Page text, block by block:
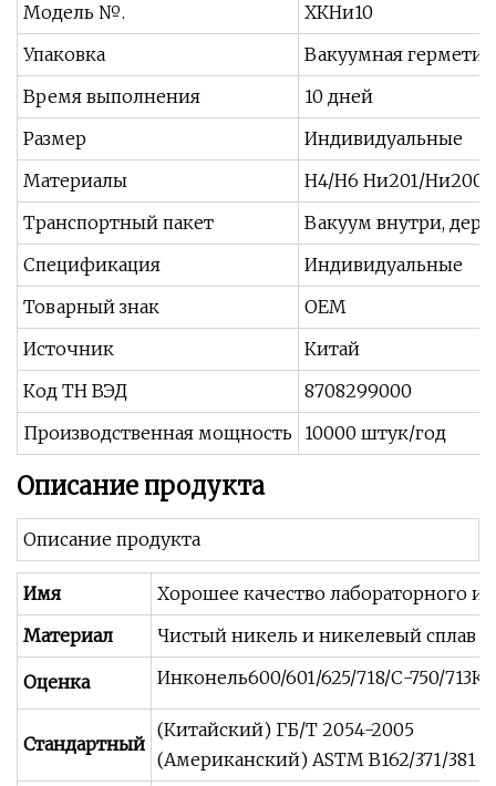
Модель №.
ХКНи10
Упаковка
Вакуумная
Время выполнения
10 дней
Размер
Индивидуальные
Материалы
Н4/Н6 Ни201/Ни200
Транспортный пакет
Вакуум внутри,
Спецификация
Индивидуальные
Товарный знак
OEM
Источник
Китай
Код ТН ВЭД
8708299000
Производственная мощность
10000 штук/год
Описание продукта
Описание продукта
Имя
Хорошее качество лабораторного
Материал
Чистый никель и никелевый сплав
Оценка Инконель600/601/625/718/С-750/
Стандартный
(Китайский) ГБ/Т 2054-2005
(Американский) ASTM B162/371/381